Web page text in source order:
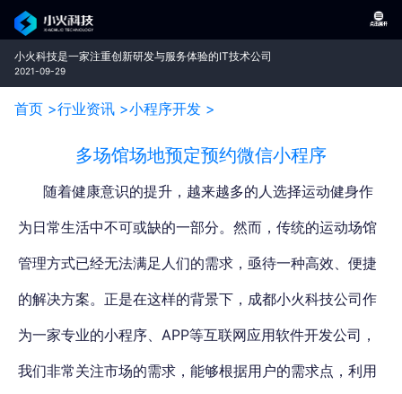
小火科技是一家注重创新研发与服务体验的IT技术公司
2021-09-29
首页 >行业资讯 >小程序开发 >
多场馆场地预定预约微信小程序
随着健康意识的提升，越来越多的人选择运动健身作
为日常生活中不可或缺的一部分。然而，传统的运动场馆
管理方式已经无法满足人们的需求，亟待一种高效、便捷
的解决方案。正是在这样的背景下， 成都小火科技公司作
为一家专业的小程序、APP等互联网应用软件开发公司 ，
我们非常关注市场的需求，能够根据用户的需求点，利用